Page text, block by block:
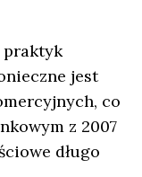
praktyk
jest
co
z 2007
długo